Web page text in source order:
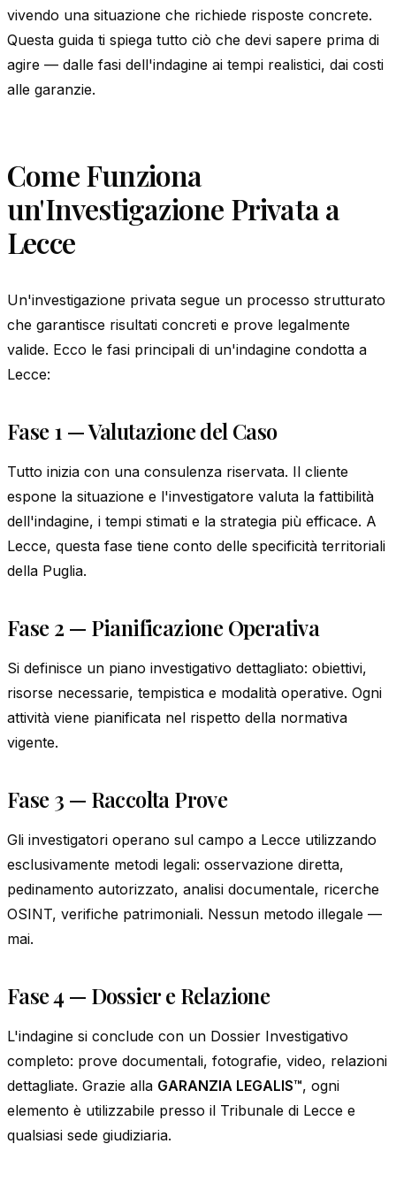
vivendo una situazione che richiede risposte concrete.
Questa guida ti spiega tutto ciò che devi sapere prima di
agire — dalle fasi dell'indagine ai tempi realistici, dai costi
alle garanzie.
Come Funziona
un'Investigazione Privata a
Lecce
Un'investigazione privata segue un processo strutturato
che garantisce risultati concreti e prove legalmente
valide. Ecco le fasi principali di un'indagine condotta a
Lecce:
Fase 1 — Valutazione del Caso
Tutto inizia con una consulenza riservata. Il cliente
espone la situazione e l'investigatore valuta la fattibilità
dell'indagine, i tempi stimati e la strategia più efficace. A
Lecce, questa fase tiene conto delle specificità territoriali
della Puglia.
Fase 2 — Pianificazione Operativa
Si definisce un piano investigativo dettagliato: obiettivi,
risorse necessarie, tempistica e modalità operative. Ogni
attività viene pianificata nel rispetto della normativa
vigente.
Fase 3 — Raccolta Prove
Gli investigatori operano sul campo a Lecce utilizzando
esclusivamente metodi legali: osservazione diretta,
pedinamento autorizzato, analisi documentale, ricerche
OSINT, verifiche patrimoniali. Nessun metodo illegale —
mai.
Fase 4 — Dossier e Relazione
L'indagine si conclude con un Dossier Investigativo
completo: prove documentali, fotografie, video, relazioni
dettagliate. Grazie alla GARANZIA LEGALIS™, ogni
elemento è utilizzabile presso il Tribunale di Lecce e
qualsiasi sede giudiziaria.